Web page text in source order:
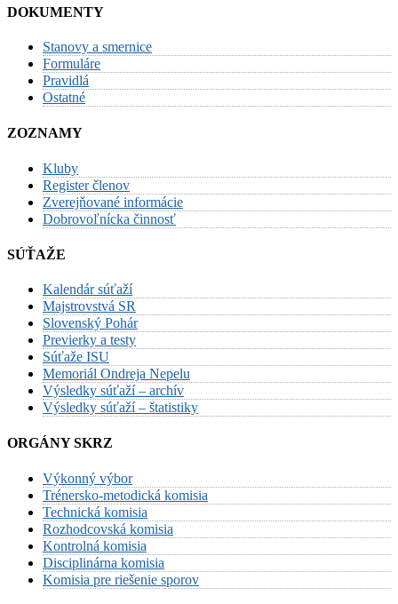
DOKUMENTY
Stanovy a smernice
Formuláre
Pravidlá
Ostatné
ZOZNAMY
Kluby
Register členov
Zverejňované informácie
Dobrovoľnícka činnosť
SÚŤAŽE
Kalendár súťaží
Majstrovstvá SR
Slovenský Pohár
Previerky a testy
Súťaže ISU
Memoriál Ondreja Nepelu
Výsledky súťaží – archív
Výsledky súťaží – štatistiky
ORGÁNY SKRZ
Výkonný výbor
Trénersko-metodická komisia
Technická komisia
Rozhodcovská komisia
Kontrolná komisia
Disciplinárna komisia
Komisia pre riešenie sporov